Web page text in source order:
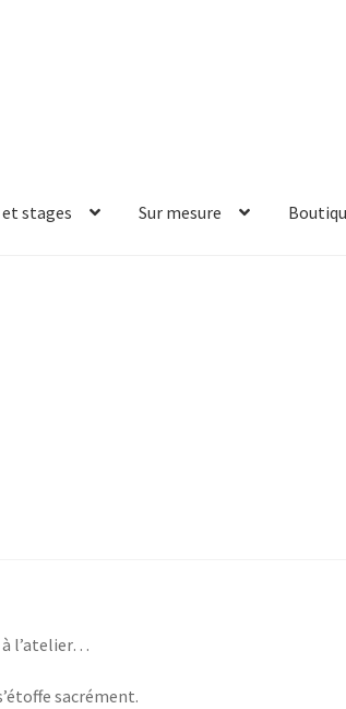
et stages Sur mesure
à l’atelier…
sacrément.